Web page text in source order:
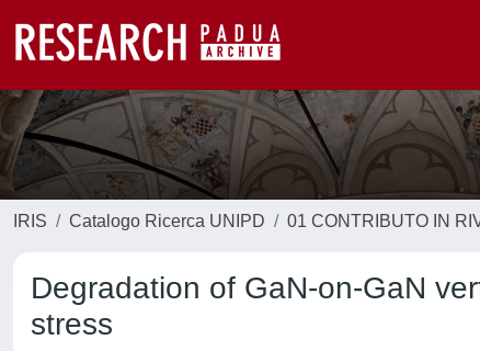
IRIS Catalogo Ricerca UNIPD 01 CONTRIBUTO IN
Degradation of GaN-on-GaN
stress